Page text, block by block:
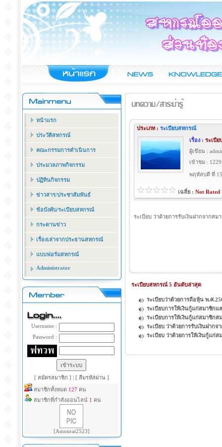
หน้าแรก
ประวัติสหกรณ์
คณะกรรมการดำเนินการ
ประมวลภาพกิจกรรม
ปฏิทินกิจกรรม
ข่าวสาร/ประชาสัมพันธ์
ข้อบังคับ/ระเบียบสหกรณ์
กระดานข่าว
เรื่องเล่าจากประธานสหกรณ์
แบบฟอร์มสหกรณ์
Administrator
Username :
Password :
[ สมัครสมาชิก ] | [ ลืมรหัสผ่าน ]
สมาชิกทั้งหมด 127 คน
สมาชิกที่กำลังออนไลน์ 1 คน
[Amonrat2523]
ประเภท : ระเบียบสหกรณ์
เรื่อง : ระเบีย
ผู้เขียน :
เข้าชม : 1229
พฤหัสบดี ที่
เฉลี่ย : Not Rated
ระเบียบ ว่าด้วยการรับเงินฝากจากส
ระเบียบสหกรณ์ 5 อันดับล่าสุด
ระเบียบว่าด้วยการถือหุ้น พ.ศ
ระเบียบการให้เงินกู้แก่สมาชิกแ
ระเบียบการให้เงินกู้แก่สมาชิก
ระเบียบ ว่าด้วยการรับเงินฝากจ
ระเบียบ ว่าด้วยการให้เงินกู้แก่